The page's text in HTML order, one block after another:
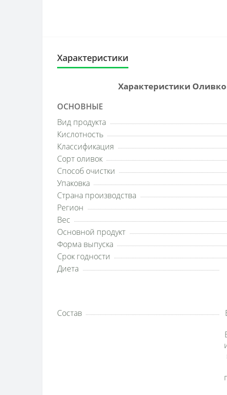
Характеристики
Характеристики
ОСНОВНЫЕ
Вид продукта
Кислотность
Классификация
Сорт оливок
Способ очистки
Упаковка
Страна производства
Регион
Вес
Основной продукт
Форма выпуска
Срок годности
Диета
Состав